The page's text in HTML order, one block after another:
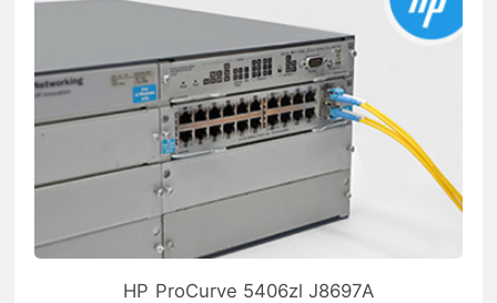
HP ProCurve 5406zl J8697A